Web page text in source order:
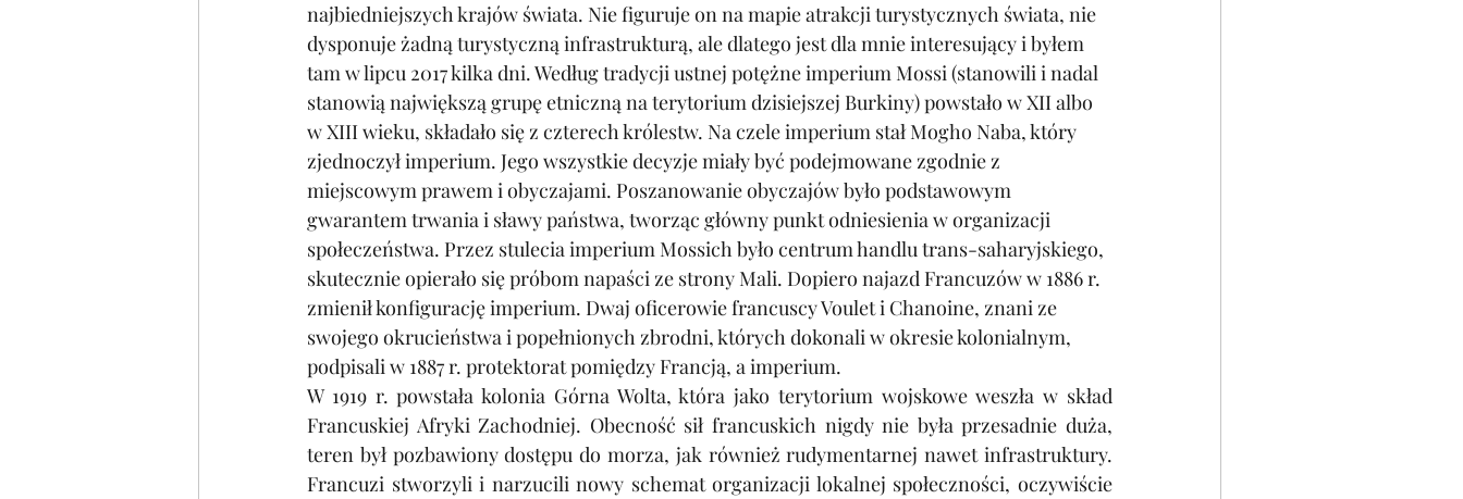
najbiedniejszych krajów świata. Nie figuruje on na mapie atrakcji turystycznych świata, nie
dysponuje żadną turystyczną infrastrukturą, ale dlatego jest dla mnie interesujący i byłem
tam w lipcu 2017 kilka dni. Według tradycji ustnej potężne imperium Mossi (stanowili i nadal
stanowią największą grupę etniczną na terytorium dzisiejszej Burkiny) powstało w XII albo
w XIII wieku, składało się z czterech królestw. Na czele imperium stał Mogho Naba, który
zjednoczył imperium. Jego wszystkie decyzje miały być podejmowane zgodnie z
miejscowym prawem i obyczajami. Poszanowanie obyczajów było podstawowym
gwarantem trwania i sławy państwa, tworząc główny punkt odniesienia w organizacji
społeczeństwa. Przez stulecia imperium Mossich było centrum handlu trans-saharyjskiego,
skutecznie opierało się próbom napaści ze strony Mali. Dopiero najazd Francuzów w 1886 r.
zmienił konfigurację imperium. Dwaj oficerowie francuscy Voulet i Chanoine, znani ze
swojego okrucieństwa i popełnionych zbrodni, których dokonali w okresie kolonialnym,
podpisali w 1887 r. protektorat pomiędzy Francją, a imperium.
W 1919 r. powstała kolonia Górna Wolta, która jako terytorium wojskowe weszła w skład
Francuskiej Afryki Zachodniej. Obecność sił francuskich nigdy nie była przesadnie duża,
teren był pozbawiony dostępu do morza, jak również rudymentarnej nawet infrastruktury.
Francuzi stworzyli i narzucili nowy schemat organizacji lokalnej społeczności, oczywiście